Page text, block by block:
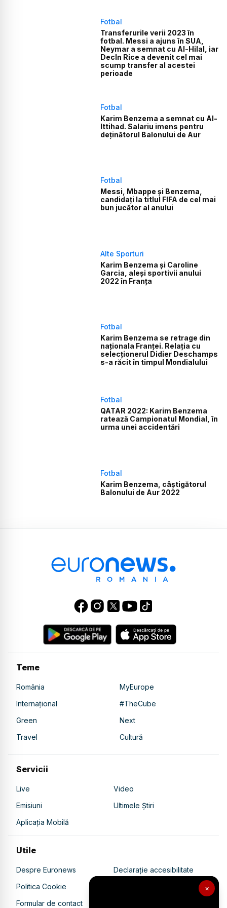
×
Fotbal
Transferurile verii 2023 în
fotbal. Messi a ajuns în SUA,
Neymar a semnat cu Al-Hilal, iar
Decln Rice a devenit cel mai
scump transfer al acestei
perioade
Fotbal
Karim Benzema a semnat cu Al-
Ittihad. Salariu imens pentru
deținătorul Balonului de Aur
Fotbal
Messi, Mbappe şi Benzema,
candidaţi la titlul FIFA de cel mai
bun jucător al anului
Alte Sporturi
Karim Benzema şi Caroline
Garcia, aleşi sportivii anului
2022 în Franţa
Fotbal
Karim Benzema se retrage din
naționala Franței. Relația cu
selecționerul Didier Deschamps
s-a răcit în timpul Mondialului
Fotbal
QATAR 2022: Karim Benzema
ratează Campionatul Mondial, în
urma unei accidentări
Fotbal
Karim Benzema, câștigătorul
Balonului de Aur 2022
Teme
România
MyEurope
Internațional
#TheCube
Green
Next
Travel
Cultură
Servicii
Live
Video
Emisiuni
Ultimele Știri
Aplicația Mobilă
Utile
Despre Euronews
Declarație accesibilitate
Politica Cookie
Politica de confidențialitate
Formular de contact